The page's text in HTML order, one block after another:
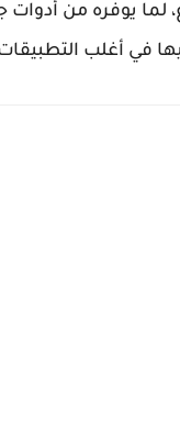
لما يوفره من أدوات
في أغلب